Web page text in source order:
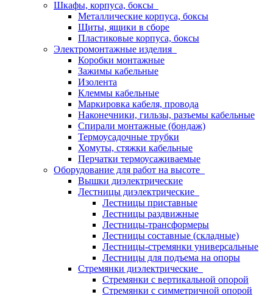
Шкафы, корпуса, боксы
Металлические корпуса, боксы
Щиты, ящики в сборе
Пластиковые корпуса, боксы
Электромонтажные изделия
Коробки монтажные
Зажимы кабельные
Изолента
Клеммы кабельные
Маркировка кабеля, провода
Наконечники, гильзы, разъемы кабельные
Спирали монтажные (бондаж)
Термоусадочные трубки
Хомуты, стяжки кабельные
Перчатки термоусаживаемые
Оборудование для работ на высоте
Вышки диэлектрические
Лестницы диэлектрические
Лестницы приставные
Лестницы раздвижные
Лестницы-трансформеры
Лестницы составные (складные)
Лестницы-стремянки универсальные
Лестницы для подъема на опоры
Стремянки диэлектрические
Стремянки с вертикальной опорой
Стремянки с симметричной опорой